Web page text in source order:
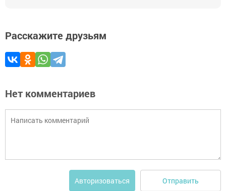
Расскажите друзьям
Нет комментариев
Авторизоваться Отправить